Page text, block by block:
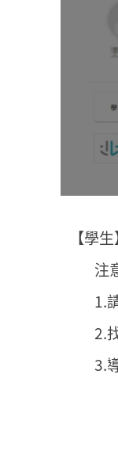
【學
注意
1.請
2.找
3.導